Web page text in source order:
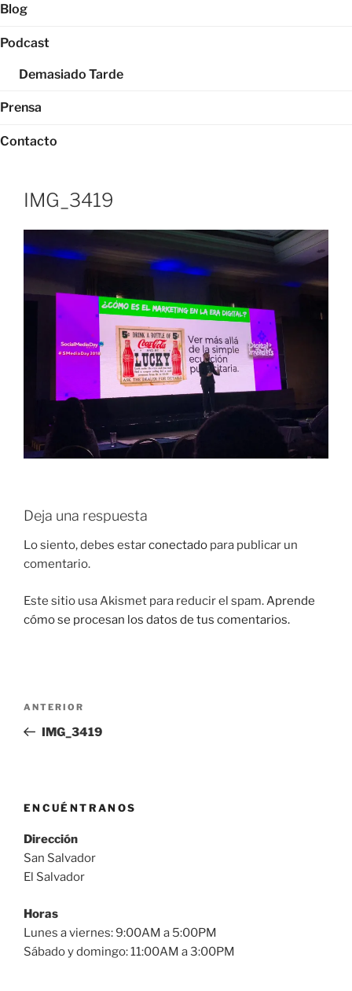
Blog
Podcast
Demasiado Tarde
Prensa
Contacto
IMG_3419
Deja una respuesta
Lo siento, debes estarconectado para publicar un
comentario.
Este sitio usa Akismet para reducir el spam.Aprende
cómo se procesan los datos de tus comentarios.
entradas
Entrada
anterior:
ANTERIOR
IMG_3419
ENCUÉNTRANOS
Dirección
San Salvador
El Salvador
Horas
Lunes a viernes: 9:00AM a 5:00PM
Sábado y domingo: 11:00AM a 3:00PM